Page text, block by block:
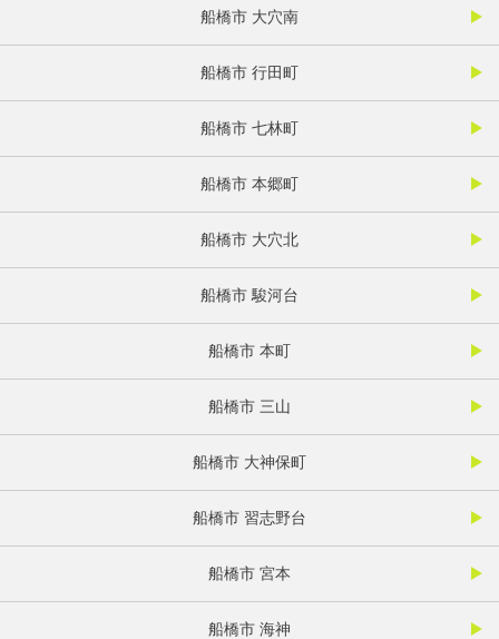
船橋市 大穴南
船橋市 行田町
船橋市 七林町
船橋市 本郷町
船橋市 大穴北
船橋市 駿河台
船橋市 本町
船橋市 三山
船橋市 大神保町
船橋市 習志野台
船橋市 宮本
船橋市 海神